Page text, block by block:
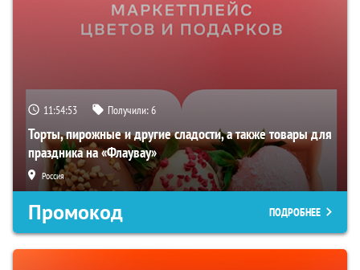
11:54:52 Получили:6
Торты, пирожные и другие сладости, а также товары для
праздника на «Флаувау»
Россия
Промокод ПОДРОБНЕЕ